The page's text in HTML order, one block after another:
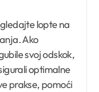
lopte na
Ako
svoj odskok,
optimalne
prakse, pomoći